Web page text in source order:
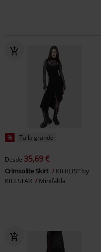
% Talla grande
Desde 35,69 €
Crimsolite Skirt
KIHILIST by
KILLSTAR
Minifalda